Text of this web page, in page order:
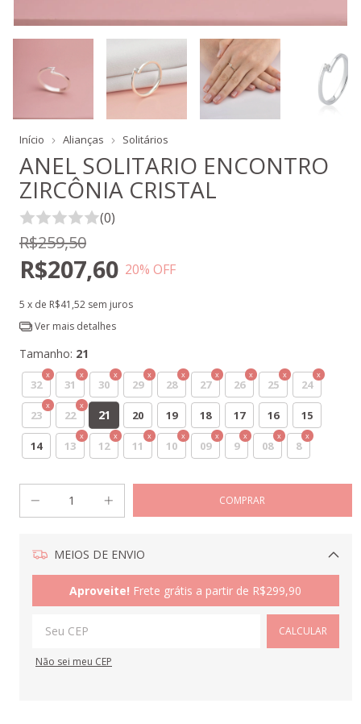
Início Alianças Solitários
ANEL SOLITARIO ENCONTRO
ZIRCÔNIA CRISTAL
(0)
R$259,50
R$207,60 20% OFF
5 x de R$41,52 sem juros
Ver mais detalhes
Tamanho: 21
32 31 30 29 28 27 26 25 24
23 22 21 20 19 18 17 16 15
14 13 12 11 10 09 9 08 8
MEIOS DE ENVIO
Aproveite! Frete grátis a partir de R$299,90
CALCULAR
Não sei meu CEP